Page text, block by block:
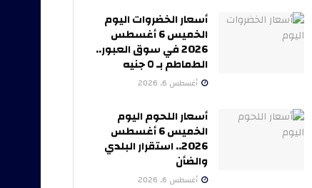
أسعار الخضروات اليوم
الخميس 6 أغسطس
2026 في سوق العبور..
الطماطم بـ ٥ جنيه
أغسطس 6, 2026
أسعار اللحوم اليوم
الخميس 6 أغسطس
2026.. استقرار البلدي
والضأن
أغسطس 6, 2026